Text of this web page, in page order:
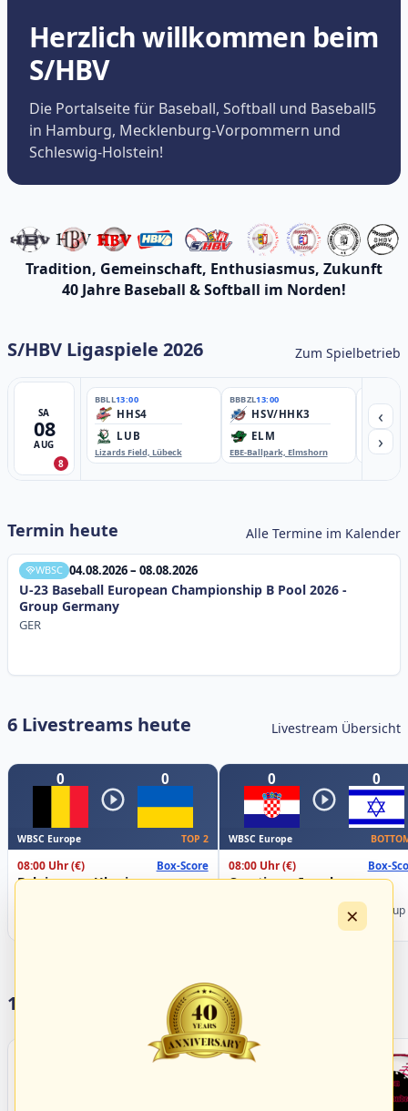
Herzlich willkommen beim
S/HBV
Die Portalseite für Baseball, Softball und Baseball5
in Hamburg, Mecklenburg-Vorpommern und
Schleswig-Holstein!
Tradition, Gemeinschaft, Enthusiasmus, Zukunft
40 Jahre Baseball & Softball im Norden!
S/HBV Ligaspiele 2026 Zum Spielbetrieb
SA
08
AUG
8
BBLL13:00
HHS4
LUB
Lizards Field, Lübeck
BBBZL13:00
HSV/HHK3
ELM
EBE-Ballpark, Elmshorn
‹
›
Termin heute Alle Termine im Kalender
WBSC 04.08.2026 – 08.08.2026
U-23 Baseball European Championship B Pool 2026 -
Group Germany
GER
6 Livestreams heute Livestream Übersicht
0 0
WBSC Europe TOP 2
08:00 Uhr(€) Box-Score
Belgium vs. Ukraine
0 0
WBSC Europe
08:00 Uhr(€) Box-
Croatia vs. Israel
Championship B Pool 2026 - Group
17 Vereine im S/HBV
×